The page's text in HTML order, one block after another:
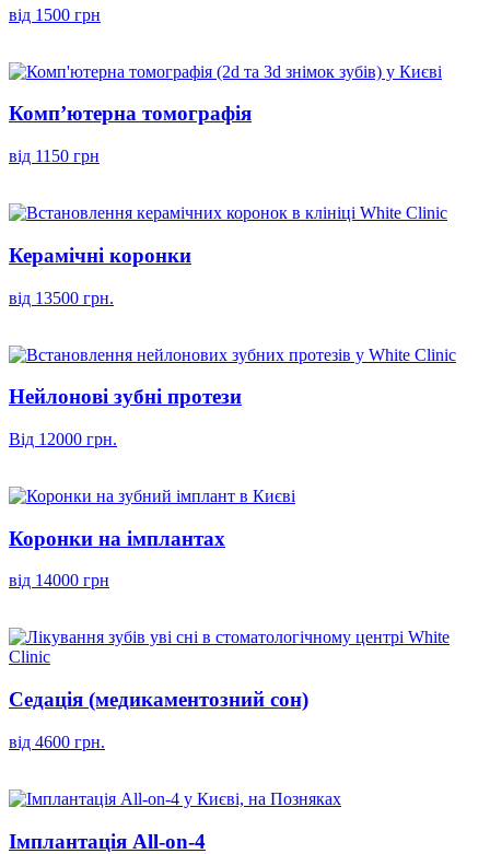
від 1500 грн
Комп’ютерна томографія
від 1150 грн
Керамічні коронки
від 13500 грн.
Нейлонові зубні протези
Від 12000 грн.
Коронки на імплантах
від 14000 грн
Седація (медикаментозний сон)
від 4600 грн.
Імплантація All-on-4